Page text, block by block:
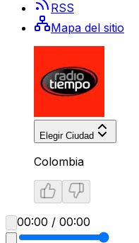
RSS
Mapa del sitio
Elegir Ciudad
Colombia
00:00 / 00:00